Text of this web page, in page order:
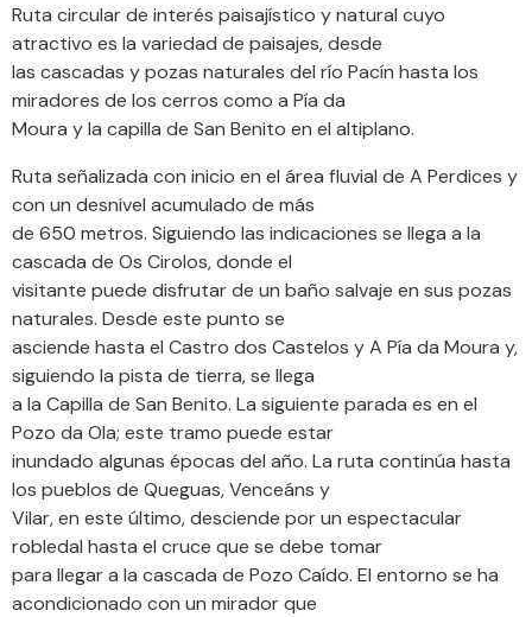
Ruta circular de interés paisajístico y natural cuyo
atractivo es la variedad de paisajes, desde
las cascadas y pozas naturales del río Pacín hasta los
miradores de los cerros como a Pía da
Moura y la capilla de San Benito en el altiplano.
Ruta señalizada con inicio en el área fluvial de A Perdices y
con un desnivel acumulado de más
de 650 metros. Siguiendo las indicaciones se llega a la
cascada de Os Cirolos, donde el
visitante puede disfrutar de un baño salvaje en sus pozas
naturales. Desde este punto se
asciende hasta el Castro dos Castelos y A Pía da Moura y,
siguiendo la pista de tierra, se llega
a la Capilla de San Benito. La siguiente parada es en el
Pozo da Ola; este tramo puede estar
inundado algunas épocas del año. La ruta continúa hasta
los pueblos de Queguas, Venceáns y
Vilar, en este último, desciende por un espectacular
robledal hasta el cruce que se debe tomar
para llegar a la cascada de Pozo Caído. El entorno se ha
acondicionado con un mirador que